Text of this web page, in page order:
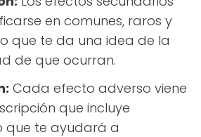
en comunes, raros y
que te da una idea de la
de que ocurran.
Cada efecto adverso viene
que incluye
que te ayudará a